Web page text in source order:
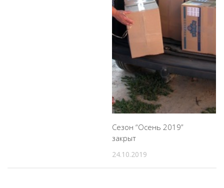
Сезон “Осень 2019”
закрыт
24.10.2019